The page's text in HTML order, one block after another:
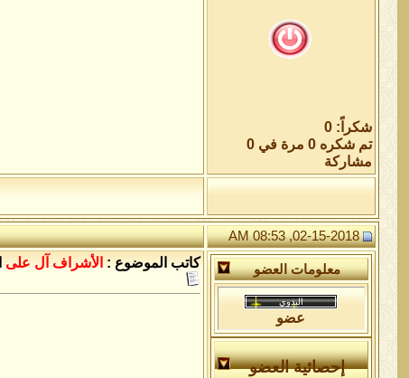
شكراً: 0
تم شكره 0 مرة في 0
مشاركة
02-15-2018, 08:53 AM
معلومات العضو
عضو
إحصائية العضو
كاتب الموضوع : الأشراف آل على